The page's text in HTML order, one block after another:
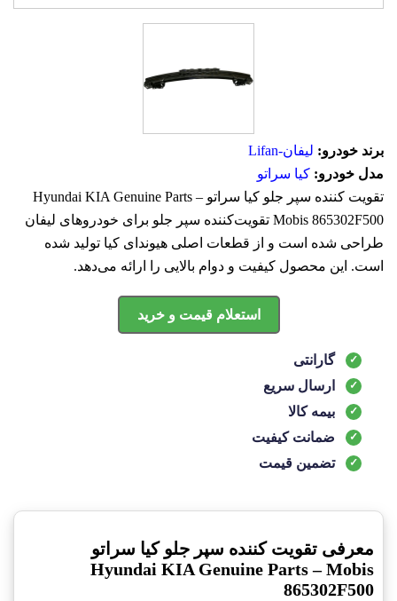
برند خودرو: لیفان-Lifan
مدل خودرو: کیا سراتو
تقويت كننده سپر جلو کیا سراتو Hyundai KIA Genuine Parts –
Mobis 865302F500 تقویت‌کننده سپر جلو برای خودروهای لیفان
طراحی شده است و از قطعات اصلی هیوندای کیا تولید شده
است. این محصول کیفیت و دوام بالایی را ارائه می‌دهد.
استعلام قیمت و خرید
گارانتی
ارسال سریع
بیمه کالا
ضمانت کیفیت
تضمین قیمت
معرفی تقویت کننده سپر جلو کیا سراتو
Hyundai KIA Genuine Parts – Mobis
865302F500